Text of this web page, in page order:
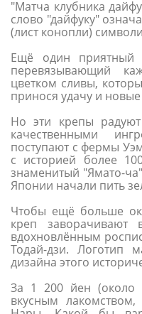
"Матча клубника
слово "дайфуку"
(лист конопли)
Ещё один приятный
перевязывающий
цветком сливы,
принося удачу и
Но эти крепы
качественными
поступают с фермы
с историей более
знаменитый "Ямато-
Японии начали пить
Чтобы ещё больше
креп заворачивают
вдохновлённым
Тодай-дзи. Логотип
дизайна этого
За 1 200 йен (около
вкусным